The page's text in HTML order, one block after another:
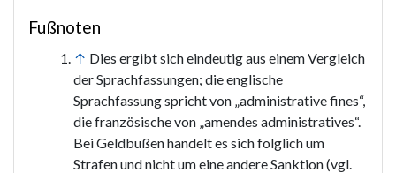
Fußnoten
↑ Dies ergibt sich eindeutig aus einem Vergleich
der Sprachfassungen; die englische
Sprachfassung spricht von „administrative fines“,
die französische von „amendes administratives“.
Bei Geldbußen handelt es sich folglich um
Strafen und nicht um eine andere Sanktion (vgl.